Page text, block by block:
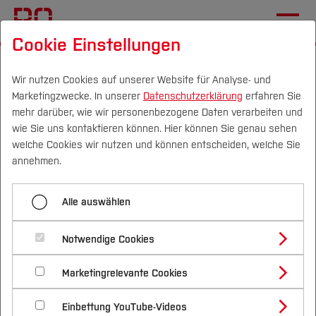
Campus Personen DE|EN Quicklinks
Studium
Studienangebote
Bachelorstudiengänge
Masterstudiengänge
Vor dem Studium
Bewerben & Einschreiben
Bewerbungsportal
Im Studium
Studienbüros und Prüfungen
Nach dem Studium
Forschung & Transfer
Profil
Forschungs- und Transferprofil
Schwerpunkte (FuT)
Beratung & Förderung
Nachhaltigkeit
Nachhaltigkeit studieren
International
Hochschulkommunikation
Pressemitteilungen
Menü aufklappen
2025
2024
2023
2022
Von retro zu modern:
Hörsäle zukunftsfähig
saniert
Cookie Einstellungen
Wir nutzen Cookies auf unserer Website für Analyse- und
Marketingzwecke. In unserer Datenschutzerklärung erfahren Sie
mehr darüber, wie wir personenbezogene Daten verarbeiten und
wie Sie uns kontaktieren können. Hier können Sie genau sehen
welche Cookies wir nutzen und können entscheiden, welche Sie
annehmen.
Alle auswählen
Notwendige Cookies
Marketingrelevante Cookies
Einbettung YouTube-Videos